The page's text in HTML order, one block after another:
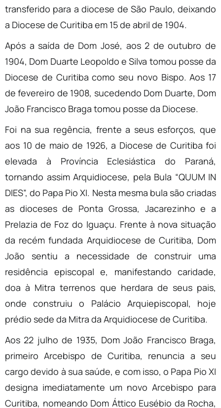
transferido para a diocese de São Paulo, deixando
a Diocese de Curitiba em 15 de abril de 1904.
Após a saída de Dom José, aos 2 de outubro de
1904, Dom Duarte Leopoldo e Silva tomou posse da
Diocese de Curitiba como seu novo Bispo. Aos 17
de fevereiro de 1908, sucedendo Dom Duarte, Dom
João Francisco Braga tomou posse da Diocese.
Foi na sua regência, frente a seus esforços, que
aos 10 de maio de 1926, a Diocese de Curitiba foi
elevada à Província Eclesiástica do Paraná,
tornando assim Arquidiocese, pela Bula “QUUM IN
DIES”, do Papa Pio XI. Nesta mesma bula são criadas
as dioceses de Ponta Grossa, Jacarezinho e a
Prelazia de Foz do Iguaçu. Frente à nova situação
da recém fundada Arquidiocese de Curitiba, Dom
João sentiu a necessidade de construir uma
residência episcopal e, manifestando caridade,
doa à Mitra terrenos que herdara de seus pais,
onde construiu o Palácio Arquiepiscopal, hoje
prédio sede da Mitra da Arquidiocese de Curitiba.
Aos 22 julho de 1935, Dom João Francisco Braga,
primeiro Arcebispo de Curitiba, renuncia a seu
cargo devido à sua saúde, e com isso, o Papa Pio XI
designa imediatamente um novo Arcebispo para
Curitiba, nomeando Dom Áttico Eusébio da Rocha,